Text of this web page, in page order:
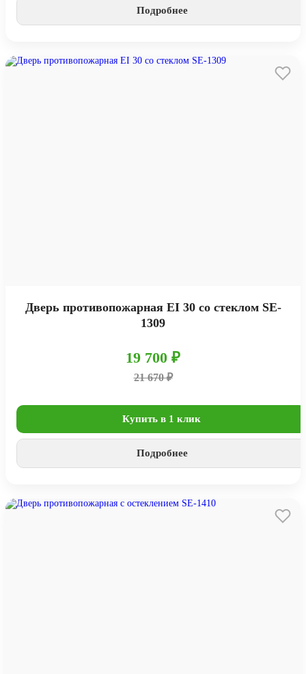
Подробнее
Дверь противопожарная EI 30 со стеклом SE-
1309
19 700 ₽
21 670 ₽
Купить в 1 клик
Подробнее